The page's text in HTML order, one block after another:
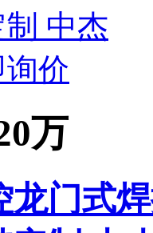
价
万
龙门式